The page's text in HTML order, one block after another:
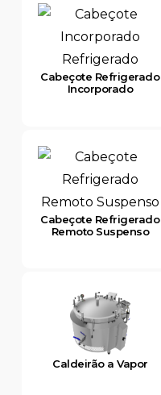
Cabeçote Refrigerado
Incorporado
Cabeçote Refrigerado
Remoto Suspenso
Caldeirão a Vapor